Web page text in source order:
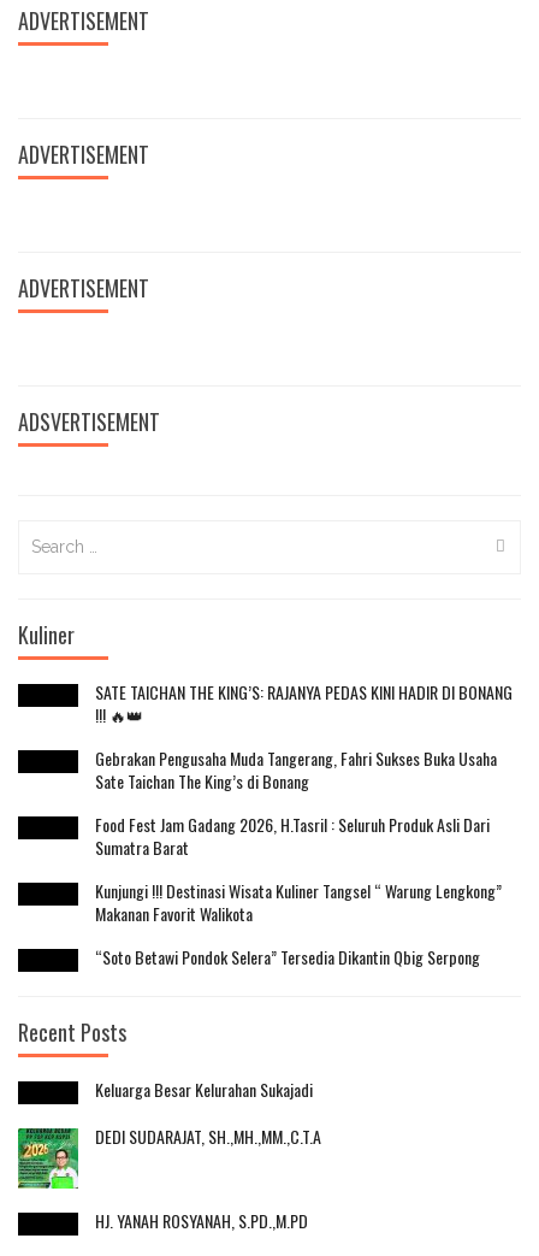
ADVERTISEMENT
ADVERTISEMENT
ADVERTISEMENT
ADSVERTISEMENT
for:
Kuliner
SATE TAICHAN THE KING’S: RAJANYA PEDAS KINI HADIR DI BONANG
!!! 🔥👑
Gebrakan Pengusaha Muda Tangerang, Fahri Sukses Buka Usaha
Sate Taichan The King’s di Bonang
Food Fest Jam Gadang 2026, H.Tasril : Seluruh Produk Asli Dari
Sumatra Barat
Kunjungi !!! Destinasi Wisata Kuliner Tangsel “ Warung Lengkong”
Makanan Favorit Walikota
“Soto Betawi Pondok Selera” Tersedia Dikantin Qbig Serpong
Recent Posts
Keluarga Besar Kelurahan Sukajadi
DEDI SUDARAJAT, SH.,MH.,MM.,C.T.A
HJ. YANAH ROSYANAH, S.PD.,M.PD